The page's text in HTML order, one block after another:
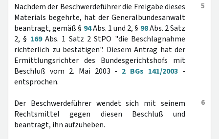
5
Nachdem der Beschwerdeführer die Freigabe dieses
Materials begehrte, hat der Generalbundesanwalt
beantragt, gemäß § 94Abs. 1 und 2, § 98Abs. 2 Satz
2, § 169Abs. 1 Satz 2 StPO "die Beschlagnahme
richterlich zu bestätigen". Diesem Antrag hat der
Ermittlungsrichter des Bundesgerichtshofs mit
Beschluß vom 2. Mai 2003 - 2 BGs 141/2003 -
entsprochen.
6
Der Beschwerdeführer wendet sich mit seinem
Rechtsmittel gegen diesen Beschluß und
beantragt, ihn aufzuheben.